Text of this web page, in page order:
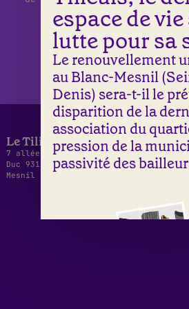
Le Tilia
7 allée Viollet-le-
Duc 93150 Le Blanc-
Mesnil
09 50 24
82 15
|06 62
95 41
espace de
lutte pour sa
Le renouvellement
au Blanc-Mesnil
Denis) sera-t-il le
disparition de la
association du
pression de la
passivité des